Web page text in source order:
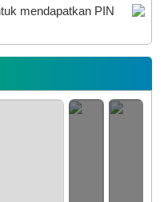
mendapatkan PIN